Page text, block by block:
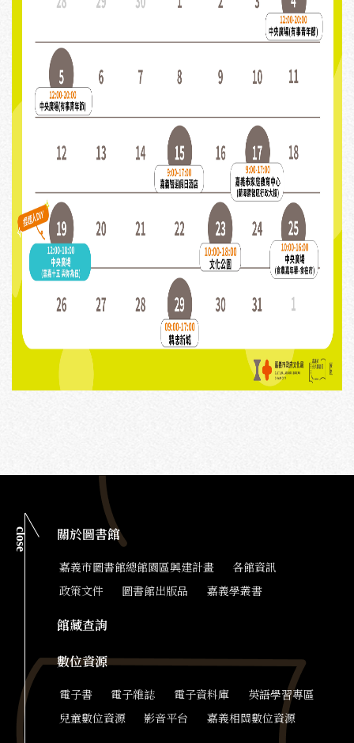
close 關於圖書館
嘉義市圖書館總館園區興建計畫 各館資訊
政策文件 圖書館出版品 嘉義學叢書
館藏查詢
數位資源
電子書 電子雜誌 電子資料庫 英語學習專區
兒童數位資源 影音平台 嘉義相關數位資源